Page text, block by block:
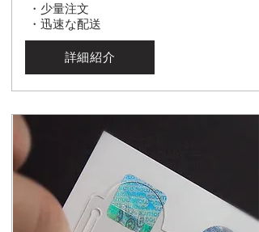
・少量注文
・迅速な配送
詳細紹介